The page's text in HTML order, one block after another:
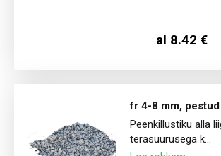
al 8.42 €
fr 4-8 mm, pestud
Peenkillustiku alla
terasuurusega k...